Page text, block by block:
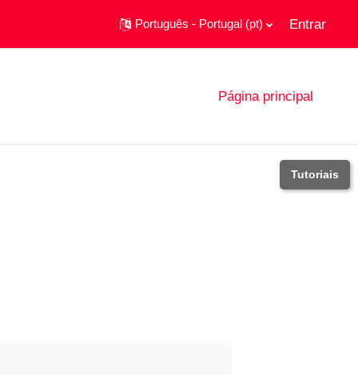
Tutoriais
Português - Portugal ‎(pt)‎ Entrar
Página principal